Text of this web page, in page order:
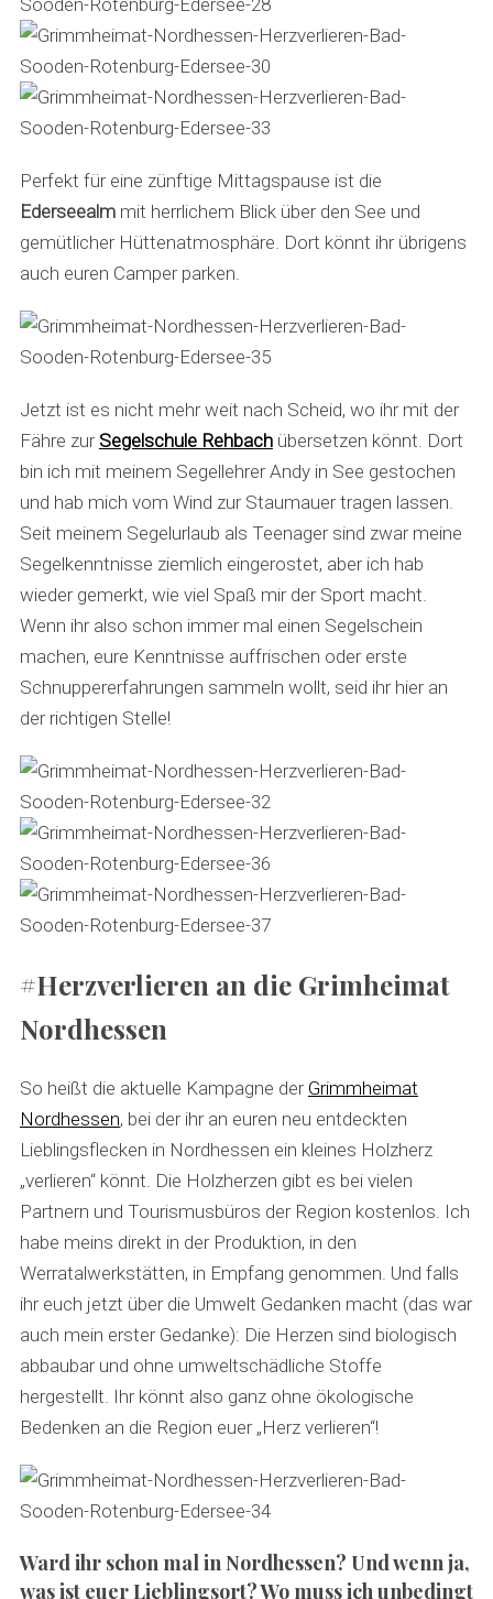
Perfekt für eine zünftige Mittagspause ist die
Ederseealmmit herrlichem Blick über den See und
gemütlicher Hüttenatmosphäre. Dort könnt ihr übrigens
auch euren Camper parken.
Jetzt ist es nicht mehr weit nach Scheid, wo ihr mit der
Fähre zur Segelschule Rehbachübersetzen könnt. Dort
bin ich mit meinem Segellehrer Andy in See gestochen
und hab mich vom Wind zur Staumauer tragen lassen.
Seit meinem Segelurlaub als Teenager sind zwar meine
Segelkenntnisse ziemlich eingerostet, aber ich hab
wieder gemerkt, wie viel Spaß mir der Sport macht.
Wenn ihr also schon immer mal einen Segelschein
machen, eure Kenntnisse auffrischen oder erste
Schnuppererfahrungen sammeln wollt, seid ihr hier an
der richtigen Stelle!
#Herzverlieren an die Grimheimat
Nordhessen
So heißt die aktuelle Kampagne der Grimmheimat
Nordhessen, bei der ihr an euren neu entdeckten
Lieblingsflecken in Nordhessen ein kleines Holzherz
„verlieren“ könnt. Die Holzherzen gibt es bei vielen
Partnern und Tourismusbüros der Region kostenlos. Ich
habe meins direkt in der Produktion, in den
Werratalwerkstätten, in Empfang genommen. Und falls
ihr euch jetzt über die Umwelt Gedanken macht (das war
auch mein erster Gedanke): Die Herzen sind biologisch
abbaubar und ohne umweltschädliche Stoffe
hergestellt. Ihr könnt also ganz ohne ökologische
Bedenken an die Region euer „Herz verlieren“!
Ward ihr schon mal in Nordhessen? Und wenn ja,
was ist euer Lieblingsort? Wo muss ich unbedingt